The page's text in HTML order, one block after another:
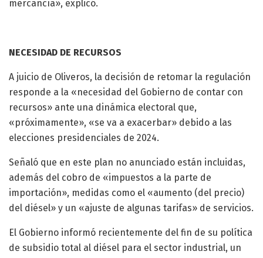
mercancía», explicó.
NECESIDAD DE RECURSOS
A juicio de Oliveros, la decisión de retomar la regulación
responde a la «necesidad del Gobierno de contar con
recursos» ante una dinámica electoral que,
«próximamente», «se va a exacerbar» debido a las
elecciones presidenciales de 2024.
Señaló que en este plan no anunciado están incluidas,
además del cobro de «impuestos a la parte de
importación», medidas como el «aumento (del precio)
del diésel» y un «ajuste de algunas tarifas» de servicios.
El Gobierno informó recientemente del fin de su política
de subsidio total al diésel para el sector industrial, un